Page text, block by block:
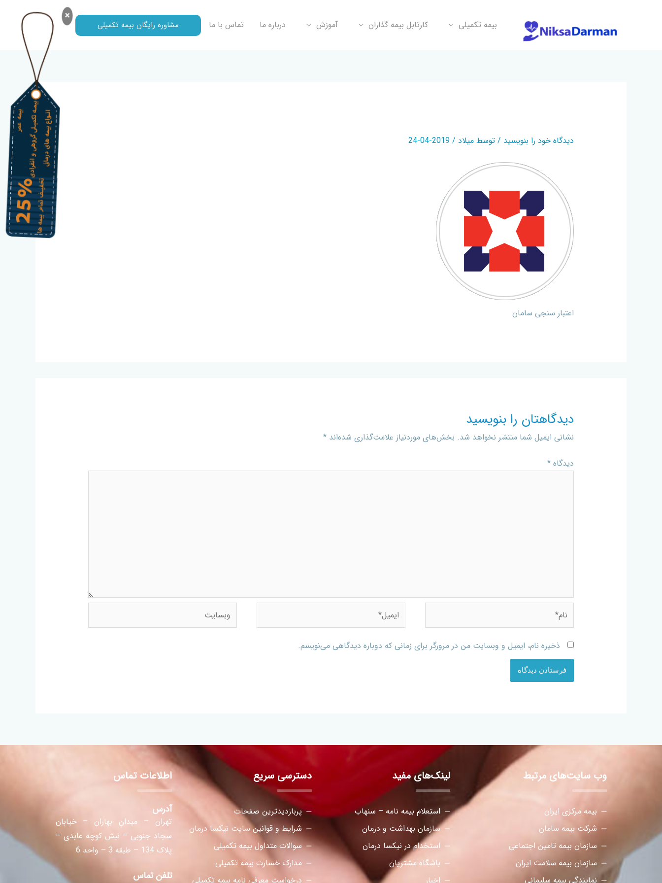
×
بیمه تکمیلی کارتابل بیمه گذاران آموزش درباره ما تماس با ما مشاوره رایگان بیمه تکمیلی
دیدگاه‌ خود را بنویسید / توسط میلاد /
2019-04-24
اعتبار سنجی سامان
دیدگاهتان را بنویسید
نشانی ایمیل شما منتشر نخواهد شد. بخش‌های موردنیاز علامت‌گذاری شده‌اند *
دیدگاه *
ذخیره نام، ایمیل و وبسایت من در مرورگر برای زمانی که دوباره دیدگاهی می‌نویسم.
وب سایت‌های مرتبط
بیمه مرکزی ایران
شرکت بیمه سامان
سازمان بیمه تامین اجتماعی
سازمان بیمه سلامت ایران
نمایندگی بیمه سلیمانی
لینک‌های مفید
استعلام بیمه نامه – سنهاب
سازمان بهداشت و درمان
استخدام در نیکسا درمان
باشگاه مشتریان
اخبار
دسترسی سریع
پربازدیدترین صفحات
شرایط و قوانین سایت نیکسا درمان
سوالات متداول بیمه تکمیلی
مدارک خسارت بیمه تکمیلی
درخواست معرفی نامه بیمه تکمیلی
اطلاعات تماس
آدرس
تهران – میدان بهاران – خیابان
سجاد جنوبی – نبش کوچه عابدی –
پلاک 134 – طبقه 3 – واحد 6
تلفن تماس